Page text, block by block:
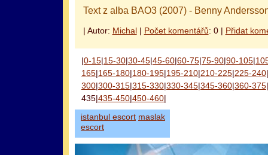
Text z alba BAO3 (2007) - Benny
| Autor: Michal| Počet komentářů: 0 | Přidat
|0-15|15-30|30-45|45-60|60-75|75-90|90-105|
165|165-180|180-195|195-210|210-225|225-240|
300|300-315|315-330|330-345|345-360|360-375|
435|435-450|450-460|
istanbul escort maslak
escort